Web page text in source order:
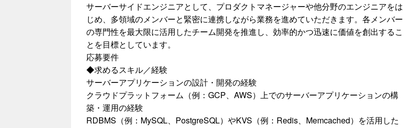
サーバーサイドエンジニアとして、プロダクトマネージャーや他分野のエンジニアをは
じめ、多領域のメンバーと緊密に連携しながら業務を進めていただきます。各メンバー
の専門性を最大限に活用したチーム開発を推進し、効率的かつ迅速に価値を創出するこ
とを目標としています。
応募要件
◆求めるスキル／経験
サーバーアプリケーションの設計・開発の経験
クラウドプラットフォーム（例：GCP、AWS）上でのサーバーアプリケーションの構
築・運用の経験
RDBMS（例：MySQL、PostgreSQL）やKVS（例：Redis、Memcached）を活用した